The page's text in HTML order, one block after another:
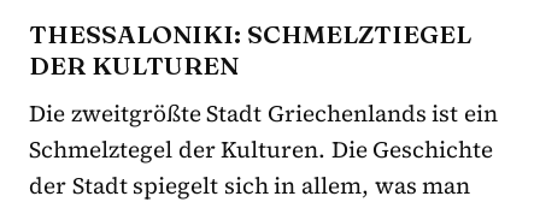
THESSALONIKI: SCHMELZTIEGEL
DER KULTUREN
Die zweitgrößte Stadt Griechenlands ist ein
Schmelztegel der Kulturen. Die Geschichte
der Stadt spiegelt sich in allem, was man